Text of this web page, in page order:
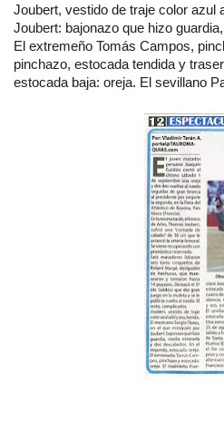
Joubert, vestido de traje color azul
Joubert: bajonazo que hizo
El extremeño Tomás Campos,
pinchazo, estocada tendida y
estocada baja: oreja. El sevillano